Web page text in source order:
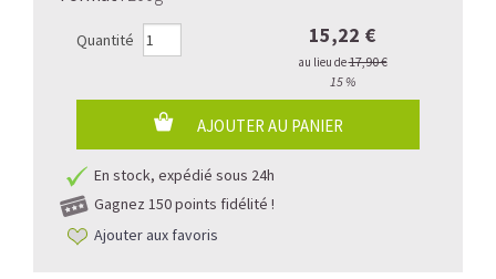
Quantité 15,22 €
au lieu de17,90 €
15 %
AJOUTER AU PANIER
En stock, expédié sous 24h
Gagnez 150 points fidélité !
Ajouter aux favoris